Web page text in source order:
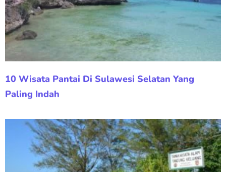
10 Wisata Pantai Di Sulawesi Selatan Yang
Paling Indah